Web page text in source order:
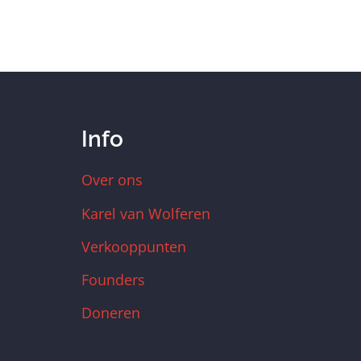
Info
Over ons
Karel van Wolferen
Verkooppunten
Founders
Doneren